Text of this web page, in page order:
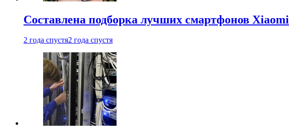
Составлена подборка лучших смартфонов Xiaomi
2 года спустя2 года спустя